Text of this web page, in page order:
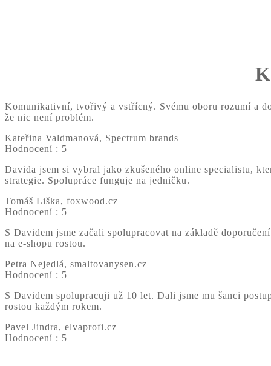
Komunikativní, tvořivý a vstřícný. Svému oboru rozumí a
že nic není problém.
Kateřina Valdmanová, Spectrum brands
Hodnocení : 5
Davida jsem si vybral jako zkušeného online specialistu,
strategie. Spolupráce funguje na jedničku.
Tomáš Liška, foxwood.cz
Hodnocení : 5
S Davidem jsme začali spolupracovat na základě
na e-shopu rostou.
Petra Nejedlá, smaltovanysen.cz
Hodnocení : 5
S Davidem spolupracuji už 10 let. Dali jsme mu šanci
rostou každým rokem.
Pavel Jindra, elvaprofi.cz
Hodnocení : 5